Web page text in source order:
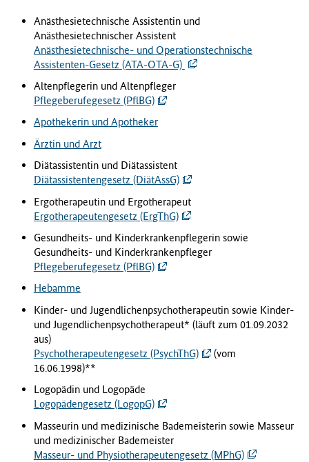
Anästhesietechnische Assistentin und
Anästhesietechnischer Assistent
Anästhesietechnische- und Operationstechnische
Assistenten-Gesetz (ATA-OTA-G)
Altenpflegerin und Altenpfleger
Pflegeberufegesetz (PflBG)
Apothekerin und Apotheker
Ärztin und Arzt
Diätassistentin und Diätassistent
Diätassistentengesetz (DiätAssG)
Ergotherapeutin und Ergotherapeut
Ergotherapeutengesetz (ErgThG)
Gesundheits- und Kinderkrankenpflegerin sowie
Gesundheits- und Kinderkrankenpfleger
Pflegeberufegesetz (PflBG)
Hebamme
Kinder- und Jugendlichenpsychotherapeutin sowie Kinder-
und Jugendlichenpsychotherapeut* (läuft zum 01.09.2032
aus)
Psychotherapeutengesetz (PsychThG)
(vom
16.06.1998)**
Logopädin und Logopäde
Logopädengesetz (LogopG)
Masseurin und medizinische Bademeisterin sowie Masseur
und medizinischer Bademeister
Masseur- und Physiotherapeutengesetz (MPhG)